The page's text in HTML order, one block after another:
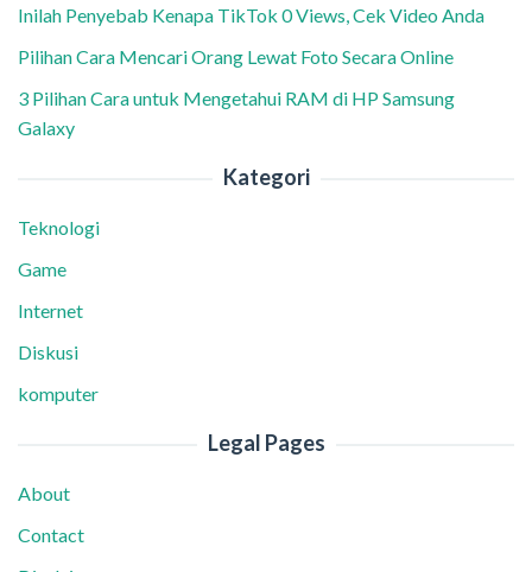
Inilah Penyebab Kenapa TikTok 0 Views, Cek Video Anda
Pilihan Cara Mencari Orang Lewat Foto Secara Online
3 Pilihan Cara untuk Mengetahui RAM di HP Samsung
Galaxy
Kategori
Teknologi
Game
Internet
Diskusi
komputer
Legal Pages
About
Contact